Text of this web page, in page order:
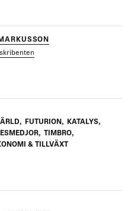
, FUTURION, KATALYS,
, TIMBRO,
& TILLVÄXT